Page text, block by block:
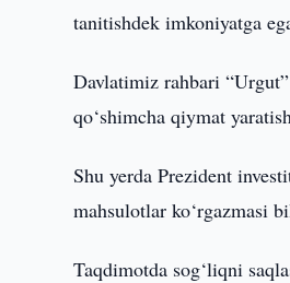
tanitishdek imkoniyatga
Davlatimiz rahbari
qo‘shimcha qiymat
Shu yerda Prezident
mahsulotlar ko‘rgazmasi
Taqdimotda sog‘liqni